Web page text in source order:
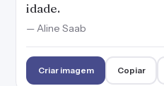
idade.
— Aline Saab
Criar imagem Copiar